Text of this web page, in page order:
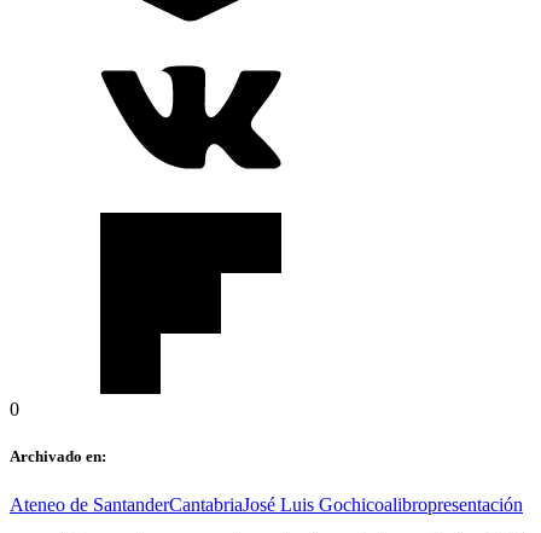
0
Archivado en:
Ateneo de SantanderCantabriaJosé Luis Gochicoalibropresentación